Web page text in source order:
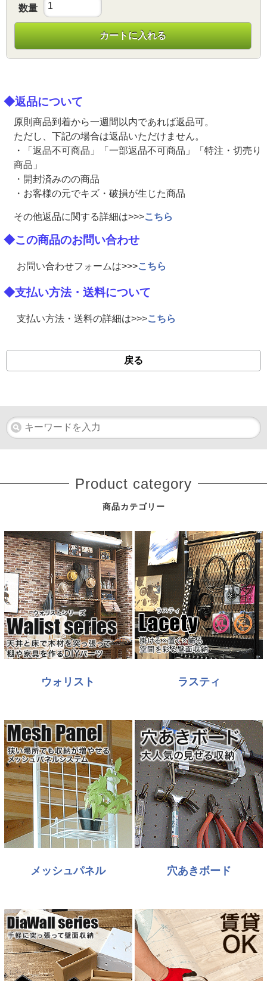
数量
カートに入れる
◆返品について
原則商品到着から一週間以内であれば返品可。
ただし、下記の場合は返品いただけません。
・「返品不可商品」「一部返品不可商品」「特注・切売り
商品」
・開封済みのの商品
・お客様の元でキズ・破損が生じた商品
その他返品に関する詳細は>>>こちら
◆この商品のお問い合わせ
お問い合わせフォームは>>>こちら
◆支払い方法・送料について
支払い方法・送料の詳細は>>>こちら
戻る
Product category
商品カテゴリー
ウォリスト ラスティ
メッシュパネル 穴あきボード